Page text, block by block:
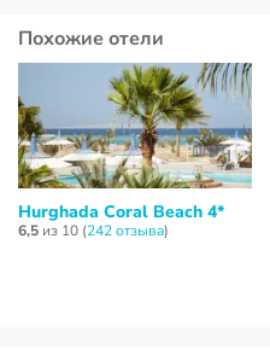
Похожие отели
Hurghada Coral Beach 4*
6,5 из 10 (242 отзывa)